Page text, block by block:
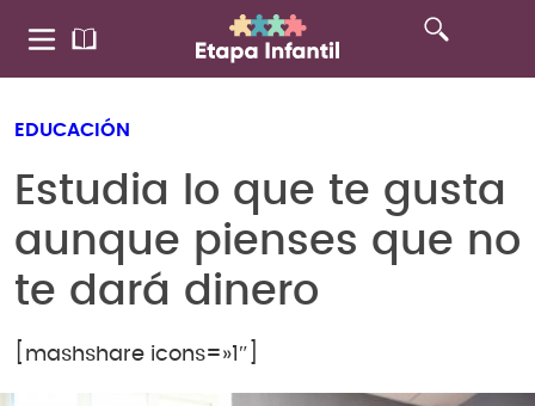
EDUCACIÓN
Estudia lo que te gusta
aunque pienses que no
te dará dinero
[mashshare icons=»1″]